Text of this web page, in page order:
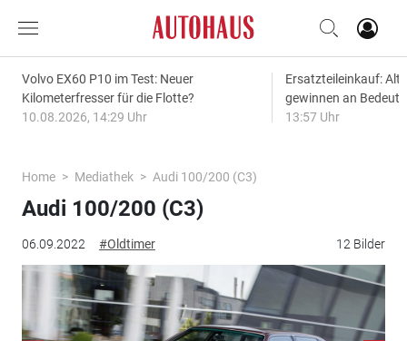
Volvo EX60 P10 im Test: Neuer
Kilometerfresser für die Flotte?
10.08.2026, 14:29 Uhr
Ersatzteileinkauf:
gewinnen an
13:57 Uhr
Home Mediathek Audi 100/200 (C3)
06.09.2022 #Oldtimer 12 Bilder
Audi 100/200 (C3)